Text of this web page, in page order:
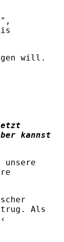
will.
kannst
trug. Als